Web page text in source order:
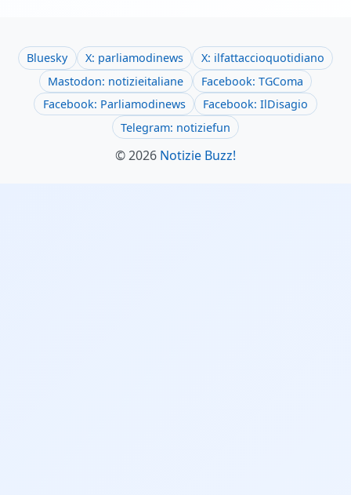
Bluesky X: parliamodinews
X: ilfattaccioquotidiano
Mastodon: notizieitaliane
Facebook: TGComa
Facebook: Parliamodinews
Facebook: IlDisagio
Telegram: notiziefun
© 2026 Notizie Buzz!